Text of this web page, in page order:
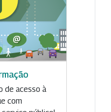
de acesso à
com